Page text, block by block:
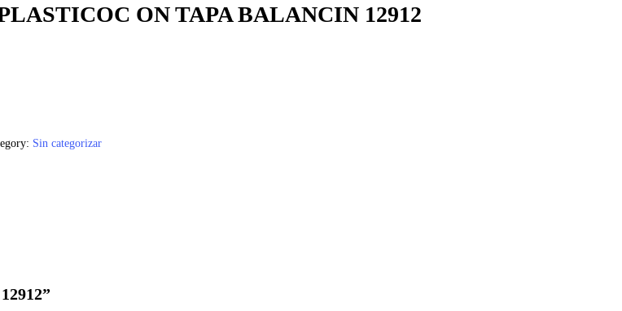
ON TAPA BALANCIN 12912
Sin categorizar